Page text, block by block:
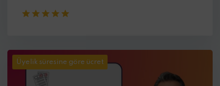
Üyelik süresine göre ücret